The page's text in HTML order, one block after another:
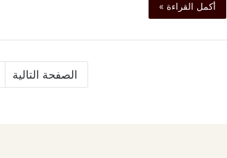
أكمل القراءة »
الصفحة التالية